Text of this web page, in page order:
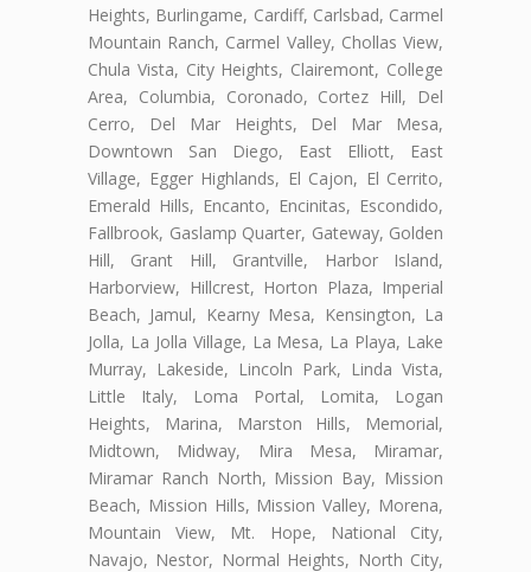
Heights, Burlingame, Cardiff, Carlsbad, Carmel
Mountain Ranch, Carmel Valley, Chollas View,
Chula Vista, City Heights, Clairemont, College
Area, Columbia, Coronado, Cortez Hill, Del
Cerro, Del Mar Heights, Del Mar Mesa,
Downtown San Diego, East Elliott, East
Village, Egger Highlands, El Cajon, El Cerrito,
Emerald Hills, Encanto, Encinitas, Escondido,
Fallbrook, Gaslamp Quarter, Gateway, Golden
Hill, Grant Hill, Grantville, Harbor Island,
Harborview, Hillcrest, Horton Plaza, Imperial
Beach, Jamul, Kearny Mesa, Kensington, La
Jolla, La Jolla Village, La Mesa, La Playa, Lake
Murray, Lakeside, Lincoln Park, Linda Vista,
Little Italy, Loma Portal, Lomita, Logan
Heights, Marina, Marston Hills, Memorial,
Midtown, Midway, Mira Mesa, Miramar,
Miramar Ranch North, Mission Bay, Mission
Beach, Mission Hills, Mission Valley, Morena,
Mountain View, Mt. Hope, National City,
Navajo, Nestor, Normal Heights, North City,